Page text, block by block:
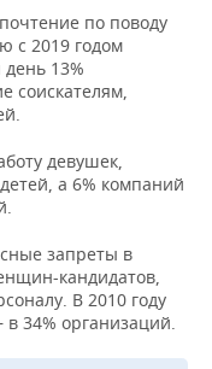
по поводу
с 2019 годом
13%
соискателям,
девушек,
а 6% компаний
запреты в
кандидатов,
В 2010 году
34% организаций.